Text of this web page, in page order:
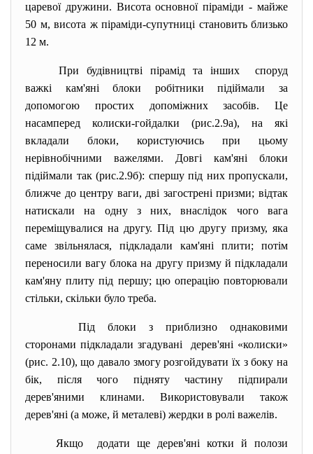
царевої дружини. Висота основної піраміди - майже
50 м, висота ж піраміди-супутниці становить близько
12 м.
При будівництві пірамід та інших споруд
важкі кам'яні блоки робітники підіймали за
допомогою простих допоміжних засобів. Це
насамперед колиски-гойдалки (рис.2.9а), на які
вкладали блоки, користуючись при цьому
нерівнобічними важелями. Довгі кам'яні блоки
підіймали так (рис.2.9б): спершу під них пропускали,
ближче до центру ваги, дві загострені призми; відтак
натискали на одну з них, внаслідок чого вага
переміщувалися на другу. Під цю другу призму, яка
саме звільнялася, підкладали кам'яні плити; потім
переносили вагу блока на другу призму й підкладали
кам'яну плиту під першу; цю операцію повторювали
стільки, скільки було треба.
Під блоки з приблизно однаковими
сторонами підкладали згадувані дерев'яні «колиски»
(рис. 2.10), що давало змогу розгойдувати їх з боку на
бік, після чого підняту частину підпирали
дерев'яними клинами. Використовували також
дерев'яні (а може, й металеві) жердки в ролі важелів.
Якщо додати ще дерев'яні котки й полози